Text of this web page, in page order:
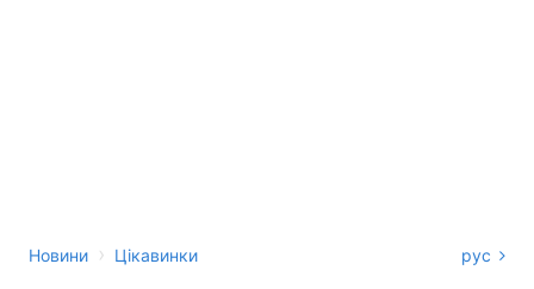
Новини › Цікавинки рус